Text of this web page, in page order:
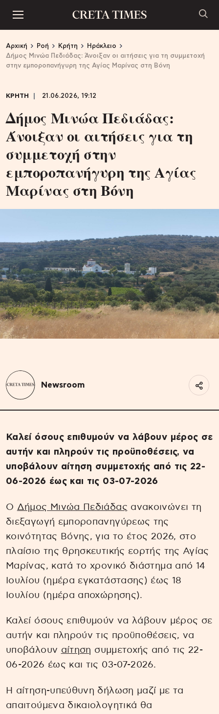
Αρχική Ροή Κρήτη
Ηράκλειο
Δήμος Μινώα Πεδιάδας: Άνοιξαν οι αιτήσεις για τη συμμετοχή
στην εμποροπανήγυρη της Αγίας Μαρίνας στη Βόνη
ΚΡΗΤΗ 21.06.2026, 19:12
Δήμος Μινώα Πεδιάδας:
Άνοιξαν οι αιτήσεις για τη
συμμετοχή στην
εμποροπανήγυρη της Αγίας
Μαρίνας στη Βόνη
Newsroom
Καλεί όσους επιθυμούν να λάβουν μέρος σε
αυτήν και πληρούν τις προϋποθέσεις, να
υποβάλουν αίτηση συμμετοχής από τις 22-
06-2026 έως και τις 03-07-2026
Ο Δήμος Μινώα Πεδιάδας ανακοινώνει τη
διεξαγωγή εμποροπανηγύρεως της
κοινότητας Βόνης, για το έτος 2026, στο
πλαίσιο της θρησκευτικής εορτής της Αγίας
Μαρίνας, κατά το χρονικό διάστημα από 14
Ιουλίου (ημέρα εγκατάστασης) έως 18
Ιουλίου (ημέρα αποχώρησης).
Καλεί όσους επιθυμούν να λάβουν μέρος σε
αυτήν και πληρούν τις προϋποθέσεις, να
υποβάλουν αίτηση συμμετοχής από τις 22-
06-2026 έως και τις 03-07-2026.
Η αίτηση-υπεύθυνη δήλωση μαζί με τα
απαιτούμενα δικαιολογητικά θα